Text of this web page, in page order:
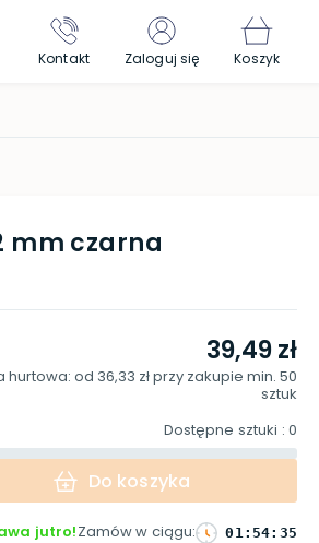
Kontakt Zaloguj się Koszyk
mm czarna
39,49 zł
hurtowa: od 36,33 złprzy zakupie min. 50
sztuk
Dostępne sztuki : 0
Do koszyka
jutro!Zamów w ciągu: 01: 54: 34